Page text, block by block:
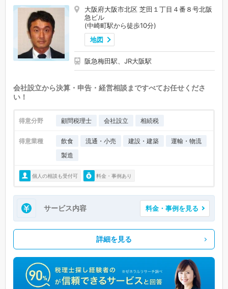
大阪府大阪市北区 芝田１丁目４番８号北阪
急ビル
(中崎町駅から徒歩10分)
地図
阪急梅田駅、JR大阪駅
会社設立から決算・申告・経営相談まですべてお任せくださ
い！
得意分野 顧問税理士 会社設立 相続税
得意業種 飲食 流通・小売 建設・建築
運輸・物流
製造
個人の相談も受付可 料金・事例あり
サービス内容 料金・事例を見る
詳細を見る